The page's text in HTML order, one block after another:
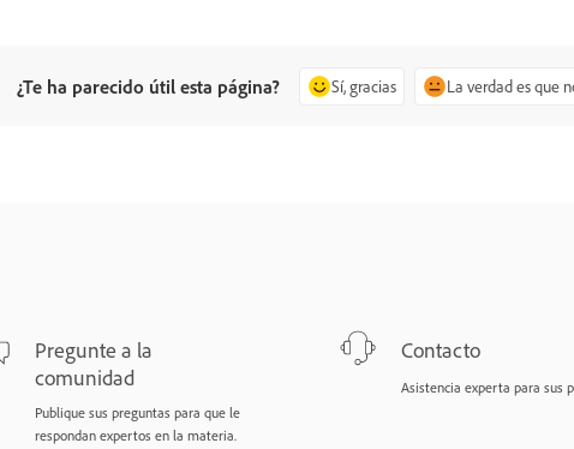
¿Te ha parecido útil esta página? Sí, gracias La verdad es que
Pregunte a la
comunidad
Publique sus preguntas para que le
respondan expertos en la materia.
Contacto
Asistencia experta para sus